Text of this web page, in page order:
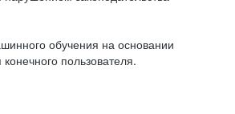
обучения на основании
пользователя.